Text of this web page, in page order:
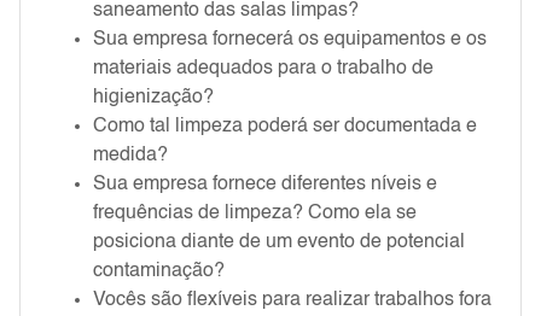
saneamento das salas limpas?
Sua empresa fornecerá os equipamentos e os
materiais adequados para o trabalho de
higienização?
Como tal limpeza poderá ser documentada e
medida?
Sua empresa fornece diferentes níveis e
frequências de limpeza? Como ela se
posiciona diante de um evento de potencial
contaminação?
Vocês são flexíveis para realizar trabalhos fora